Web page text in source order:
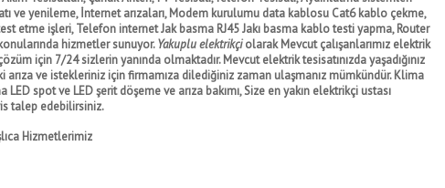
ve yenileme,İnternet arızaları, Modem kurulumu data kablosu Cat6 kablo çekme,
etme işleri, Telefon internet Jak basma RJ45 Jakı basma kablo testi yapma, Router
hizmetler sunuyor.Yakuplu elektrikçiolarak Mevcut çalışanlarımız elektrik
için 7/24 sizlerin yanında olmaktadır. Mevcut elektrik tesisatınızda yaşadığınız
ve istekleriniz için firmamıza dilediğiniz zaman ulaşmanız mümkündür. Klima
spot ve LED şerit döşeme ve arıza bakımı, Size en yakın elektrikçi ustası
talep edebilirsiniz.
Hizmetlerimiz